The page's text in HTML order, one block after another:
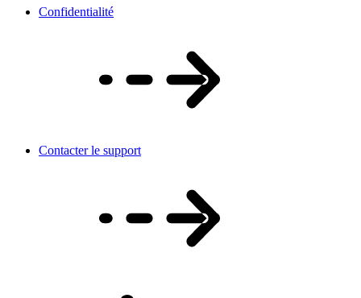
Confidentialité
Contacter le support